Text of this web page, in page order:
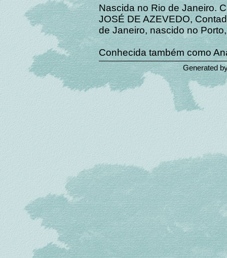
Nascida no Rio de Janeiro.
JOSÉ DE AZEVEDO,
de Janeiro, nascido no
Conhecida também como
Generated